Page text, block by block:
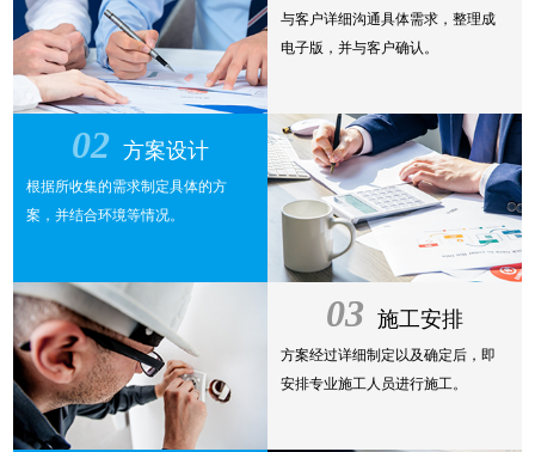
与客户详细沟通具体需求，整理成
电子版，并与客户确认。
02 方案设计
根据所收集的需求制定具体的方
案，并结合环境等情况。
03 施工安排
方案经过详细制定以及确定后，即
安排专业施工人员进行施工。